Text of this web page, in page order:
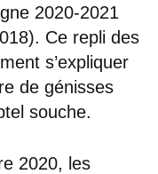
2020-2021
Ce repli des
s’expliquer
de génisses
souche.
2020, les